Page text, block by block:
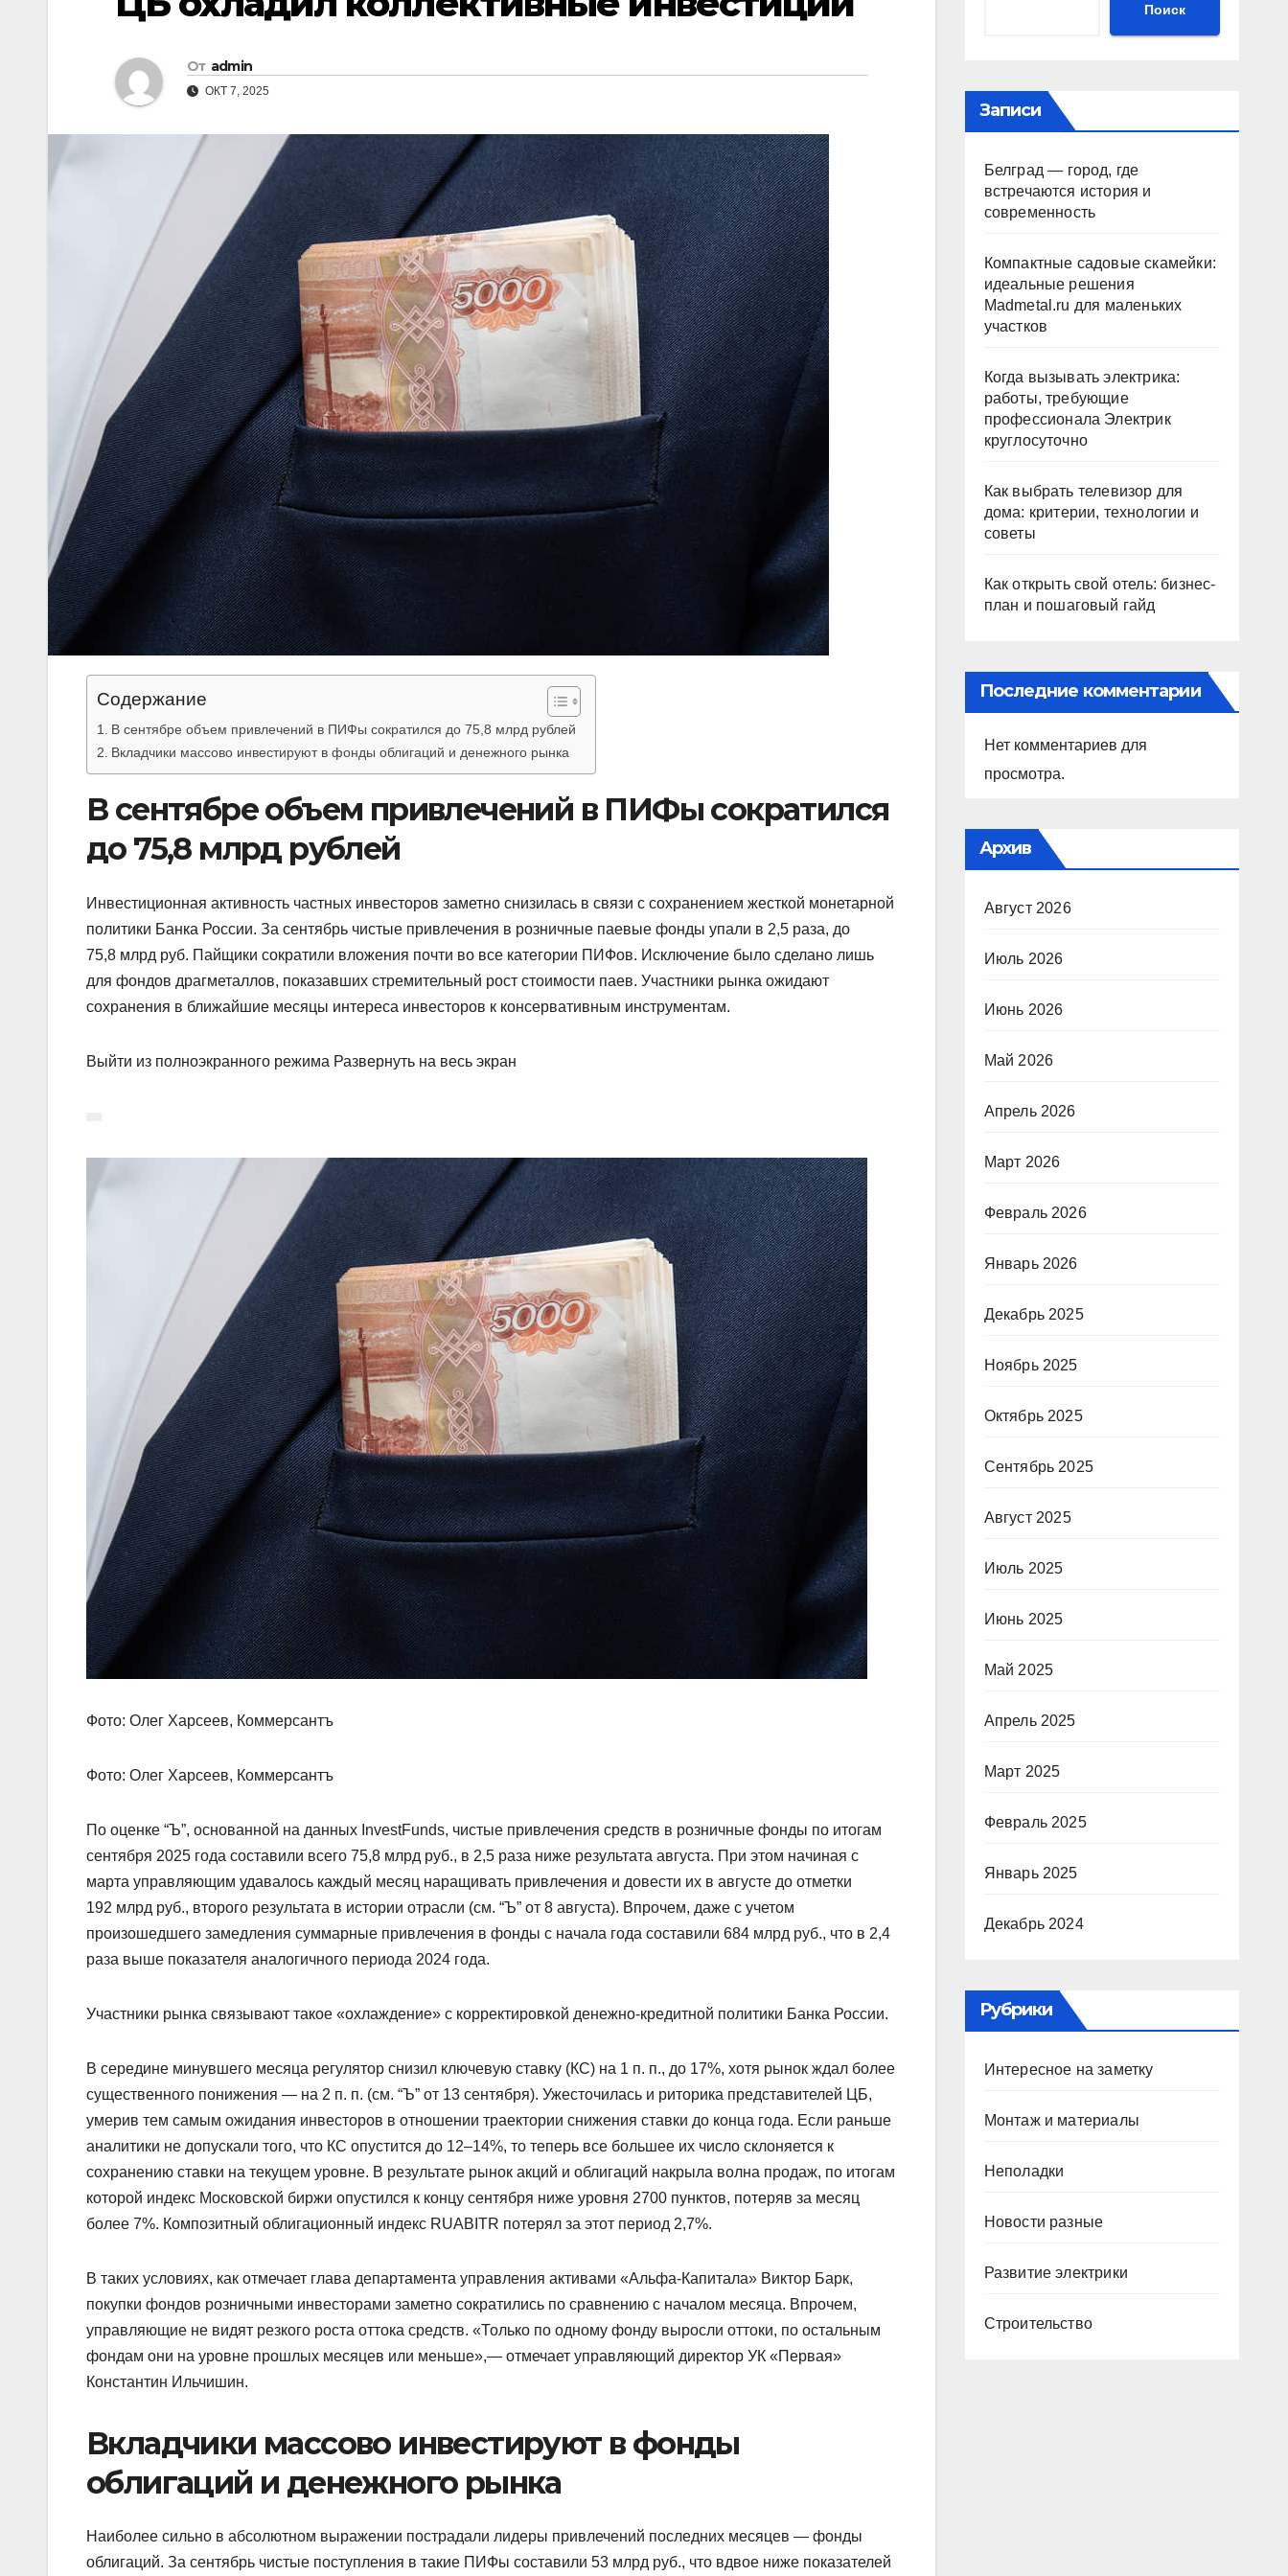
От admin
ОКТ 7, 2025
Содержание
В сентябре объем привлечений в ПИФы сократился до 75,8 млрд рублей
Вкладчики массово инвестируют в фонды облигаций и денежного рынка
В сентябре объем привлечений в ПИФы сократился
до 75,8 млрд рублей
Инвестиционная активность частных инвесторов заметно снизилась в связи с сохранением жесткой монетарной
политики Банка России. За сентябрь чистые привлечения в розничные паевые фонды упали в 2,5 раза, до
75,8 млрд руб. Пайщики сократили вложения почти во все категории ПИФов. Исключение было сделано лишь
для фондов драгметаллов, показавших стремительный рост стоимости паев. Участники рынка ожидают
сохранения в ближайшие месяцы интереса инвесторов к консервативным инструментам.
Выйти из полноэкранного режима Развернуть на весь экран
Фото: Олег Харсеев, Коммерсантъ
Фото: Олег Харсеев, Коммерсантъ
По оценке “Ъ”, основанной на данных InvestFunds, чистые привлечения средств в розничные фонды по итогам
сентября 2025 года составили всего 75,8 млрд руб., в 2,5 раза ниже результата августа. При этом начиная с
марта управляющим удавалось каждый месяц наращивать привлечения и довести их в августе до отметки
192 млрд руб., второго результата в истории отрасли (см. “Ъ” от 8 августа). Впрочем, даже с учетом
произошедшего замедления суммарные привлечения в фонды с начала года составили 684 млрд руб., что в 2,4
раза выше показателя аналогичного периода 2024 года.
Участники рынка связывают такое «охлаждение» с корректировкой денежно-кредитной политики Банка России.
В середине минувшего месяца регулятор снизил ключевую ставку (КС) на 1 п. п., до 17%, хотя рынок ждал более
существенного понижения — на 2 п. п. (см. “Ъ” от 13 сентября). Ужесточилась и риторика представителей ЦБ,
умерив тем самым ожидания инвесторов в отношении траектории снижения ставки до конца года. Если раньше
аналитики не допускали того, что КС опустится до 12–14%, то теперь все большее их число склоняется к
сохранению ставки на текущем уровне. В результате рынок акций и облигаций накрыла волна продаж, по итогам
которой индекс Московской биржи опустился к концу сентября ниже уровня 2700 пунктов, потеряв за месяц
более 7%. Композитный облигационный индекс RUABITR потерял за этот период 2,7%.
В таких условиях, как отмечает глава департамента управления активами «Альфа-Капитала» Виктор Барк,
покупки фондов розничными инвесторами заметно сократились по сравнению с началом месяца. Впрочем,
управляющие не видят резкого роста оттока средств. «Только по одному фонду выросли оттоки, по остальным
фондам они на уровне прошлых месяцев или меньше»,— отмечает управляющий директор УК «Первая»
Константин Ильчишин.
Вкладчики массово инвестируют в фонды
облигаций и денежного рынка
Наиболее сильно в абсолютном выражении пострадали лидеры привлечений последних месяцев — фонды
облигаций. За сентябрь чистые поступления в такие ПИФы составили 53 млрд руб., что вдвое ниже показателей
Поиск
Записи
Белград — город, где
встречаются история и
современность
Компактные садовые скамейки:
идеальные решения
Madmetal.ru для маленьких
участков
Когда вызывать электрика:
работы, требующие
профессионала Электрик
круглосуточно
Как выбрать телевизор для
дома: критерии, технологии и
советы
Как открыть свой отель: бизнес-
план и пошаговый гайд
Последние комментарии
Нет комментариев для
просмотра.
Архив
Август 2026
Июль 2026
Июнь 2026
Май 2026
Апрель 2026
Март 2026
Февраль 2026
Январь 2026
Декабрь 2025
Ноябрь 2025
Октябрь 2025
Сентябрь 2025
Август 2025
Июль 2025
Июнь 2025
Май 2025
Апрель 2025
Март 2025
Февраль 2025
Январь 2025
Декабрь 2024
Рубрики
Интересное на заметку
Монтаж и материалы
Неполадки
Новости разные
Развитие электрики
Строительство